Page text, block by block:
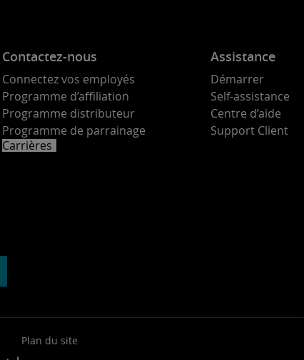
Contactez-nous
Connectez vos employés
Programme d’affiliation
Programme distributeur
Programme de parrainage
Carrières
Assistance
Démarrer
Self-assistance
Centre d’aide
Support Client
Plan du site